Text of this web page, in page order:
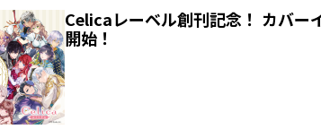
Celicaレーベル創刊記念！ カバー
開始！